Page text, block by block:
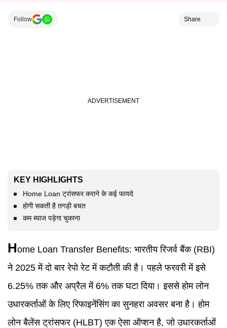
Follow Share
KEY HIGHLIGHTS
Home Loan ट्रांसफर कराने के कई फायदे
होगी सकती है तगड़ी बचत
कम ब्याज पड़ेगा चुकाना
Home Loan Transfer Benefits: भारतीय रिजर्व बैंक (RBI)
ने 2025 में दो बार रेपो रेट में कटौती की है। पहले फरवरी में इसे
6.25% तक और अप्रैल में 6% तक घटा दिया। इससे होम लोन
उधारकर्ताओं के लिए रिफाइनेंसिंग का सुनहरा अवसर बना है। होम
लोन बैलेंस ट्रांसफर (HLBT) एक ऐसा ऑप्शन है, जो उधारकर्ताओं